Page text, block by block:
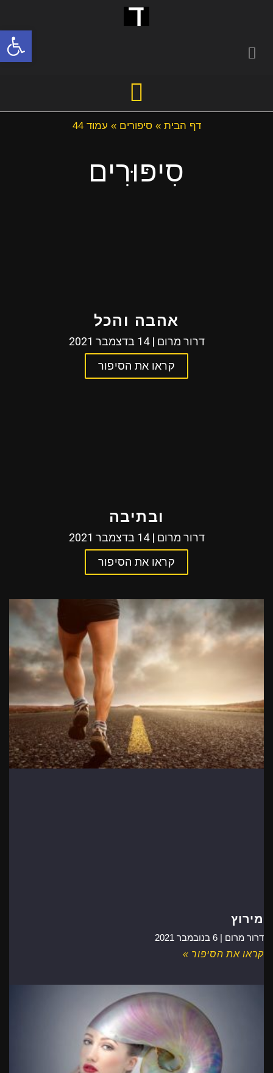
פתח
דף הבית »סיפורים » עמוד 44
סִיפּוּרִים
אהבה והכל
דרור מרום | 14 בדצמבר 2021
קראו את הסיפור
ובתיבה
דרור מרום | 14 בדצמבר 2021
קראו את הסיפור
מירוץ
דרור מרום | 6 בנובמבר 2021
קראו את הסיפור »